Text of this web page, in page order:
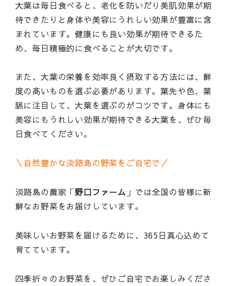
大葉は毎日食べると、老化を防いだり美肌効果が期
待できたりと身体や美容にうれしい効果が豊富に含
まれています。健康にも良い効果が期待できるた
め、毎日積極的に食べることが大切です。
また、大葉の栄養を効率良く摂取する方法には、鮮
度の高いものを選ぶ必要があります。葉先や色、葉
脈に注目して、大葉を選ぶのがコツです。身体にも
美容にもうれしい効果が期待できる大葉を、ぜひ毎
日食べてください。
＼自然豊かな淡路島の野菜をご自宅で／
淡路島の農家「野口ファーム 」では全国の皆様に新
鮮なお野菜をお届けしています。
美味しいお野菜を届けるために、365日真心込めて
育てています。
四季折々のお野菜を、ぜひご自宅でお楽しみくださ